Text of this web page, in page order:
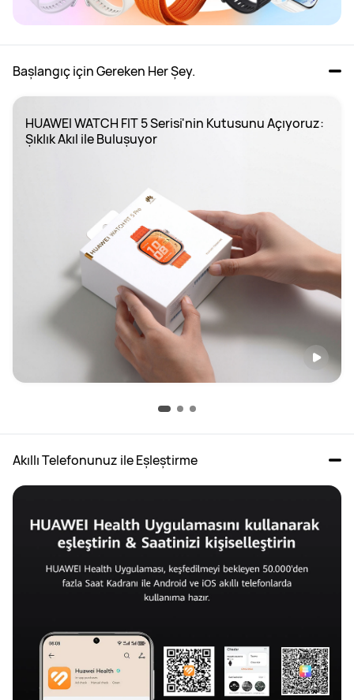
Başlangıç için Gereken Her Şey.
HUAWEI WATCH FIT 5 Serisi'nin Kutusunu Açıyoruz:
Şıklık Akıl ile Buluşuyor
Akıllı Telefonunuz ile Eşleştirme